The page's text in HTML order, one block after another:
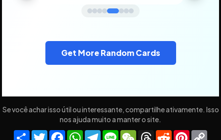
Get More Random Cards
Se você achar isso útil ou interessante, compartilhe ativamente. Isso
nos ajuda muito a manter o site.
ShareTwitterFacebookWhatsApp
Telegram
Line WeChatThreadsReddit